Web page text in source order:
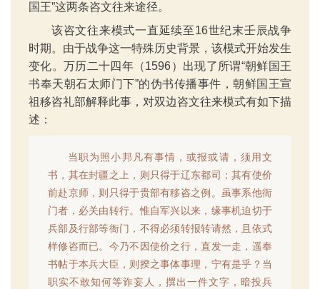
国王”这两条咨文往来途径。
该咨文往来模式一直延续至16世纪末壬辰战争
时期。由于战争这一特殊历史背景，该模式开始发生
变化。万历二十四年（1596）出现了所谓“朝鲜国王
书奉天朝石太师门下”的伪书传播事件，朝鲜国王宣
祖移咨礼部解释此事，对双边咨文往来模式有如下描
述：
当职为照小邦凡有事情，或报或请，须用文
书，其在封疆之上，则只得于辽东都司；其有使价
前赴京师，则只得于贵部有移咨之例。虽事系他衙
门者，必关由转行。惟自军兴以来，缘事机迫切于
兵部及行部等衙门，不得必须转报转请然，且依式
样修咨而已。今乃不因使价之行，直发一走，遥奉
书帖于本兵大臣，则揆之事体事理，宁有是乎？当
职实不敢知何等诈妄人，撰出一件文字，暗投兵